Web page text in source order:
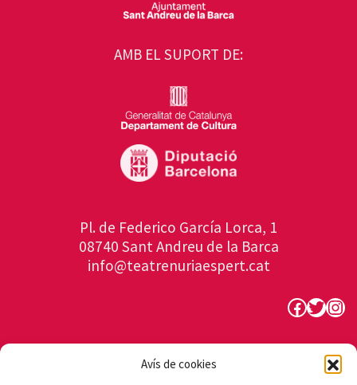
Avís de cookies
AMB EL SUPORT DE:
Pl. de Federico García Lorca, 1
08740 Sant Andreu de la Barca
info@teatrenuriaespert.cat